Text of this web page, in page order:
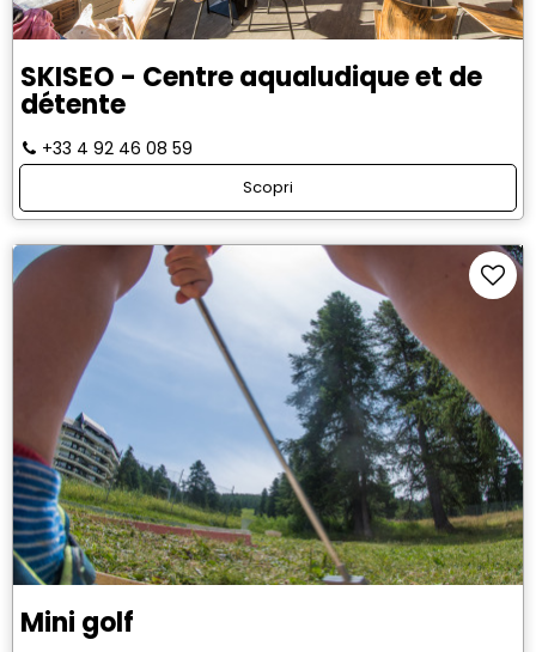
SKISEO - Centre aqualudique et de
détente
+33 4 92 46 08 59
Scopri
Mini golf